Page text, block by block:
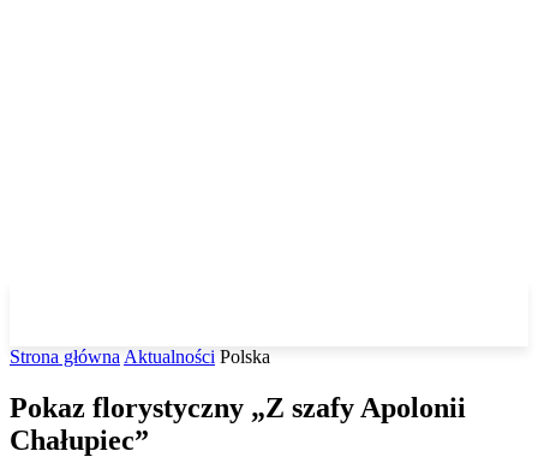
Strona główna Aktualności Polska
Pokaz florystyczny „Z szafy Apolonii
Chałupiec”